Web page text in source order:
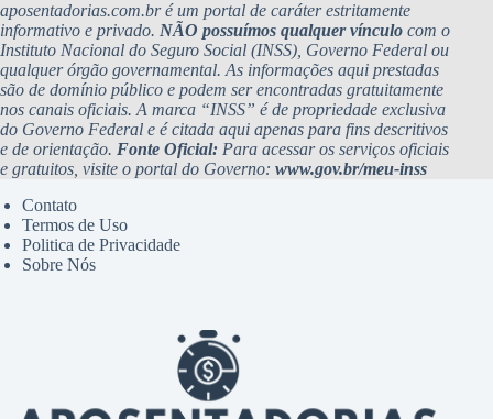
aposentadorias.com.br é um portal de caráter estritamente
informativo e privado. NÃO possuímos qualquer vínculo com o
Instituto Nacional do Seguro Social (INSS), Governo Federal ou
qualquer órgão governamental. As informações aqui prestadas
são de domínio público e podem ser encontradas gratuitamente
nos canais oficiais. A marca “INSS” é de propriedade exclusiva
do Governo Federal e é citada aqui apenas para fins descritivos
e de orientação. Fonte Oficial: Para acessar os serviços oficiais
e gratuitos, visite o portal do Governo: www.gov.br/meu-inss
Contato
Termos de Uso
Politica de Privacidade
Sobre Nós